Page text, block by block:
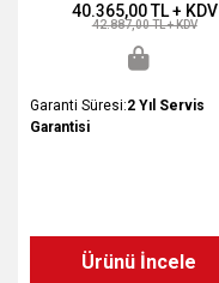
40.365,00 TL + KDV
42.887,00 TL + KDV
Garanti Süresi:2 Yıl Servis
Garantisi
Ürünü İncele